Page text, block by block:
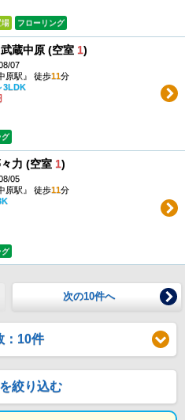
場 フローリング
蔵中原 (空室 1)
07
原駅』 徒歩11分
3LDK
グ
力 (空室 1)
05
原駅』 徒歩11分
グ
次の10件へ
：10件
絞り込む